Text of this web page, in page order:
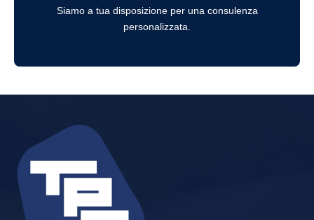
Siamo a tua disposizione per una consulenza
personalizzata.